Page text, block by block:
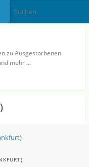
zu Ausgestorbenen
mehr …